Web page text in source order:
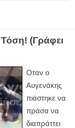
Τόση! (Γράφει
Οταν ο
Αυγενάκης
πιάστηκε να
πράσα να
διαπράττει